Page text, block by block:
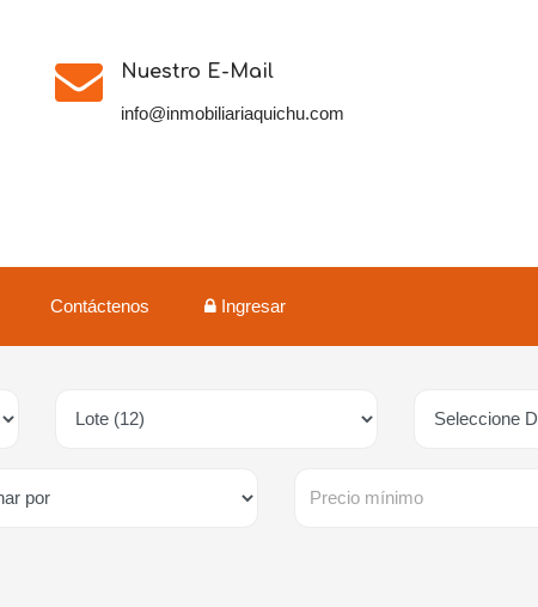
Nuestro E-Mail
info@inmobiliariaquichu.com
Contáctenos Ingresar